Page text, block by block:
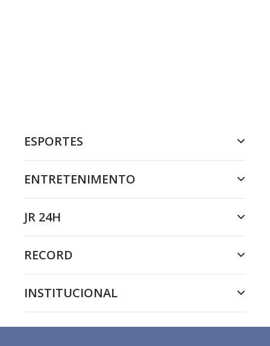
ESPORTES
ENTRETENIMENTO
JR 24H
RECORD
INSTITUCIONAL